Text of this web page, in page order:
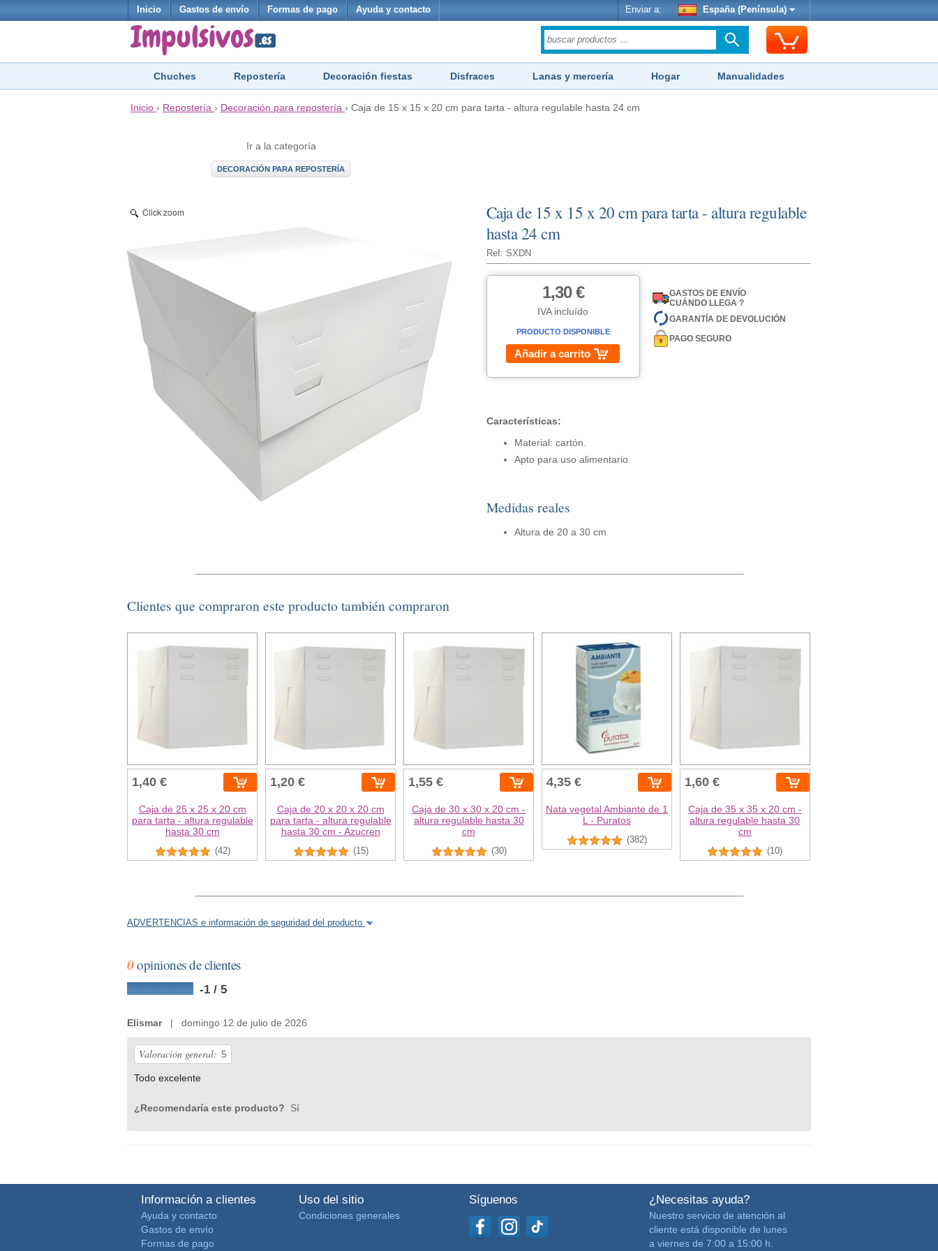
Inicio Gastos de envío Formas de pago Ayuda y contacto Enviar a: España (Península)
Chuches Repostería Decoración fiestas Disfraces Lanas y mercería Hogar Manualidades
Inicio › Repostería › Decoración para repostería › Caja de 15 x 15 x 20 cm para tarta - altura regulable hasta 24 cm
Ir a la categoría
DECORACIÓN PARA REPOSTERÍA
Caja de 15 x 15 x 20 cm para tarta - altura regulable
hasta 24 cm
Ref: SXDN
Click zoom
1,30 €
IVA incluído
PRODUCTO DISPONIBLE
Añadir a carrito
GASTOS DE ENVÍO
CUÁNDO LLEGA ?
GARANTÍA DE DEVOLUCIÓN
PAGO SEGURO
Características:
Material: cartón.
Apto para uso alimentario.
Medidas reales
Altura de 20 a 30 cm
Clientes que compraron este producto también compraron
1,40 €
Caja de 25 x 25 x 20 cm
para tarta - altura regulable
hasta 30 cm
(42)
1,20 €
Caja de 20 x 20 x 20 cm
para tarta - altura regulable
hasta 30 cm - Azucren
(15)
1,55 €
Caja de 30 x 30 x 20 cm -
altura regulable hasta 30
cm
(30)
4,35 €
Nata vegetal Ambiante de 1
L - Puratos
(382)
1,60 €
Caja de 35 x 35 x 20 cm -
altura regulable hasta 30
cm
(10)
ADVERTENCIAS e información de seguridad del producto
0opiniones de clientes
-1 / 5
Elismar| domingo 12 de julio de 2026
Valoración general: 5
Todo excelente
¿Recomendaría este producto? Sí
Información a clientes
Ayuda y contacto
Gastos de envío
Formas de pago
Uso del sitio
Condiciones generales
Síguenos ¿Necesitas ayuda?
Nuestro servicio de atención al
cliente está disponible de lunes
a viernes de 7:00 a 15:00 h.